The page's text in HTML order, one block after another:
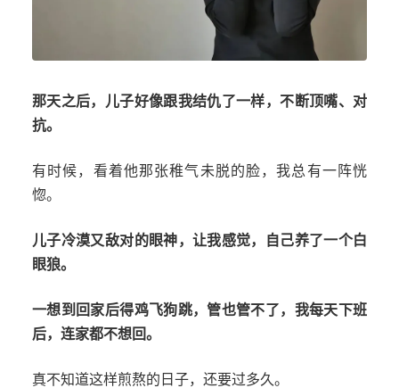
那天之后，儿子好像跟我结仇了一样，不断顶嘴、对
抗。
有时候，看着他那张稚气未脱的脸，我总有一阵恍
惚。
儿子冷漠又敌对的眼神，让我感觉，自己养了一个白
眼狼。
一想到回家后得鸡飞狗跳，管也管不了，我每天下班
后，连家都不想回。
真不知道这样煎熬的日子，还要过多久。